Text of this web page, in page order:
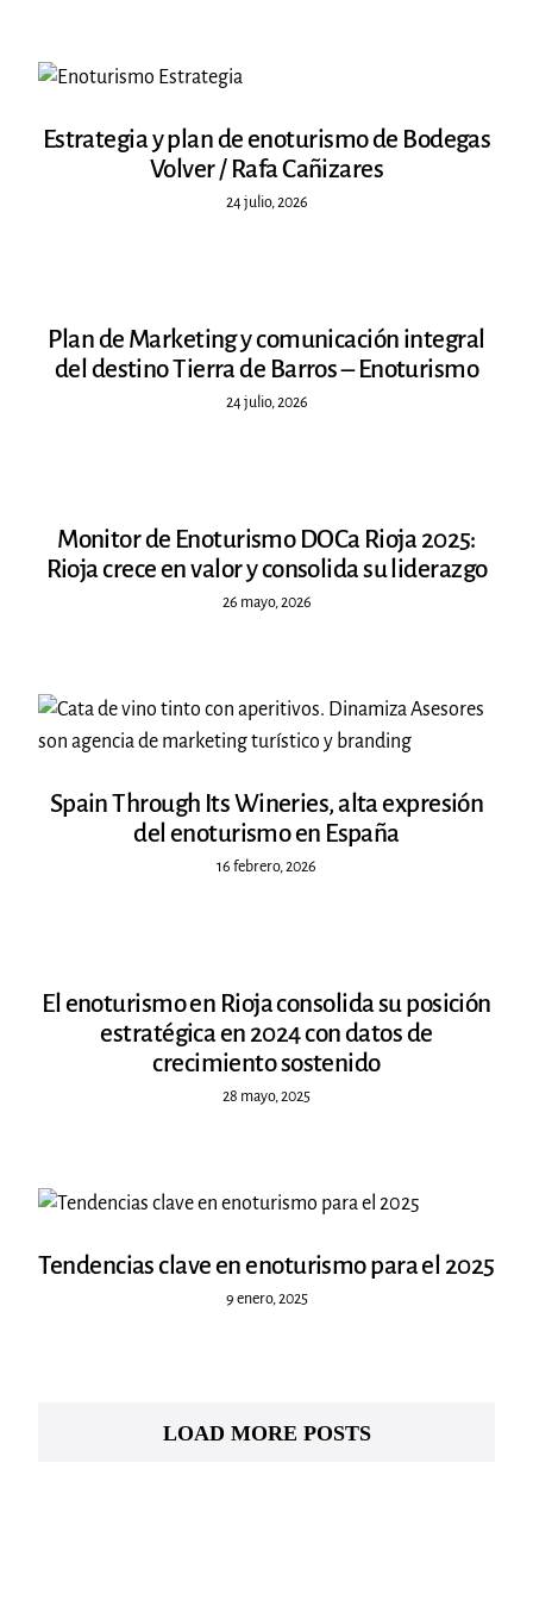
Estrategia y plan de enoturismo de Bodegas
Volver / Rafa Cañizares
24 julio, 2026
Plan de Marketing y comunicación integral
del destino Tierra de Barros – Enoturismo
24 julio, 2026
Monitor de Enoturismo DOCa Rioja 2025:
Rioja crece en valor y consolida su liderazgo
26 mayo, 2026
Spain Through Its Wineries, alta expresión
del enoturismo en España
16 febrero, 2026
El enoturismo en Rioja consolida su posición
estratégica en 2024 con datos de
crecimiento sostenido
28 mayo, 2025
Tendencias clave en enoturismo para el 2025
9 enero, 2025
LOAD MORE POSTS